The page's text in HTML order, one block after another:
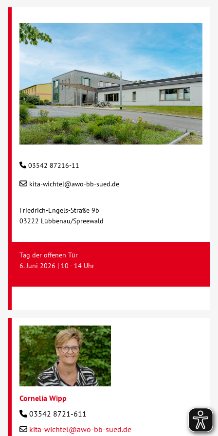
03542 87216-11
kita-wichtel@awo-bb-sued.de
Friedrich-Engels-Straße 9b
03222 Lübbenau/Spreewald
Tag der offenen Tür
6. Juni 2026 | 10 - 14 Uhr
Cornelia Wipp
03542 8721-611
kita-wichtel@awo-bb-sued.de